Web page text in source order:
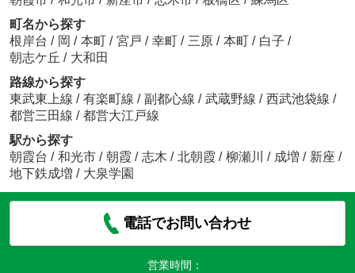
町名から探す
根岸台 / 岡 / 本町 / 宮戸 / 幸町 / 三原 / 本町 / 白子 /
朝志ケ丘 / 大和田
路線から探す
東武東上線 / 有楽町線 / 副都心線 / 武蔵野線 / 西武池袋線 /
都営三田線 / 都営大江戸線
駅から探す
朝霞台 / 和光市 / 朝霞 / 志木 / 北朝霞 / 柳瀬川 / 成増 / 新座 /
地下鉄成増 / 大泉学園
電話でお問い合わせ
営業時間：